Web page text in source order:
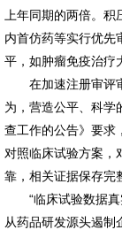
上年同期的两倍。
内首仿药等实行优先
平，如肿瘤免疫治疗
在加速注册审评审
为，营造公平、科学
查工作的公告》要求
对照临床试验方案，
靠，相关证据保存完
“临床试验数据真
从药品研发源头遏制